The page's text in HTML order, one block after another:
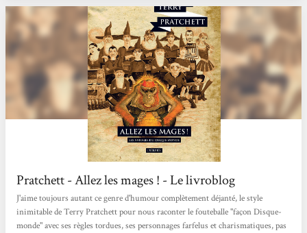
Pratchett - Allez les mages ! - Le livroblog
J'aime toujours autant ce genre d'humour complètement déjanté, le style
inimitable de Terry Pratchett pour nous raconter le fouteballe "façon Disque-
monde" avec ses règles tordues, ses personnages farfelus et charismatiques, pas